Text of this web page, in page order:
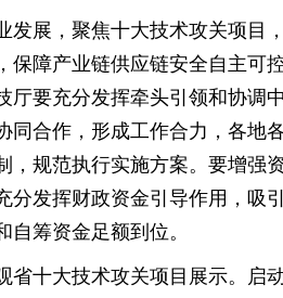
发展，聚焦十大技术攻关项目
保障产业链供应链安全自主可
厅要充分发挥牵头引领和协调
同合作，形成工作合力，各地
，规范执行实施方案。要增强
分发挥财政资金引导作用，吸
筹资金足额到位。
省十大技术攻关项目展示。启